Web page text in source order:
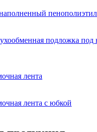
подложка под
лента
лента с юбкой